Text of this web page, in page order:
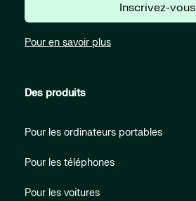
Inscrivez-vous
Pour en savoir plus
Des produits
Pour les ordinateurs portables
Pour les téléphones
Pour les voitures